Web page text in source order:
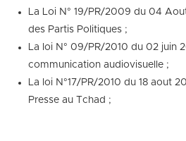
La Loi N° 19/PR/2009 du 04
des Partis Politiques ;
La loi N° 09/PR/2010 du 02 juin
communication audiovisuelle ;
La loi N°17/PR/2010 du 18 aout
Presse au Tchad ;